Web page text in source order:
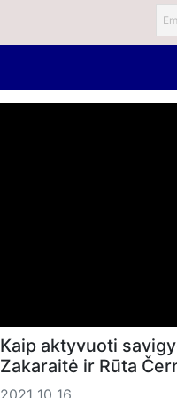
Kaip aktyvuoti
Zakaraitė ir Rūta
2021 10 16